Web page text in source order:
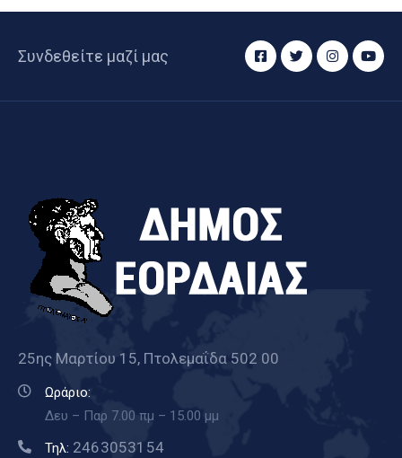
Συνδεθείτε μαζί μας
25ης Μαρτίου 15, Πτολεμαΐδα 502 00
Ωράριο:
Δευ – Παρ 7.00 πμ – 15.00 μμ
Τηλ: 2463053154